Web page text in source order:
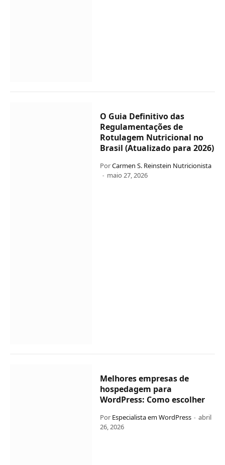
O Guia Definitivo das
Regulamentações de
Rotulagem Nutricional no
Brasil (Atualizado para 2026)
PorCarmen S. Reinstein Nutricionista
maio 27, 2026
Melhores empresas de
hospedagem para
WordPress: Como escolher
Por Especialista em WordPress
abril
26, 2026